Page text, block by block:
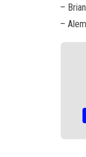
–
–